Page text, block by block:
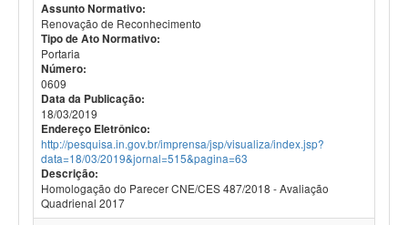
Assunto Normativo:
Renovação de Reconhecimento
Tipo de Ato Normativo:
Portaria
Número:
0609
Data da Publicação:
18/03/2019
Endereço Eletrônico:
http://pesquisa.in.gov.br/imprensa/jsp/visualiza/index.jsp?
data=18/03/2019&jornal=515&pagina=63
Descrição:
Homologação do Parecer CNE/CES 487/2018 - Avaliação
Quadrienal 2017